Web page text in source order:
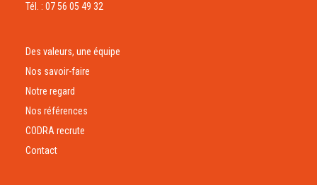
Tél. : 07 56 05 49 32
Des valeurs, une équipe
Nos savoir-faire
Notre regard
Nos références
CODRA recrute
Contact